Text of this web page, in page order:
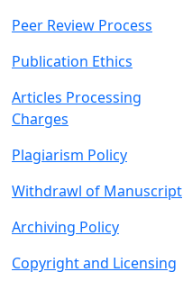
Peer Review Process
Publication Ethics
Articles Processing
Charges
Plagiarism Policy
Withdrawl of Manuscript
Archiving Policy
Copyright and Licensing